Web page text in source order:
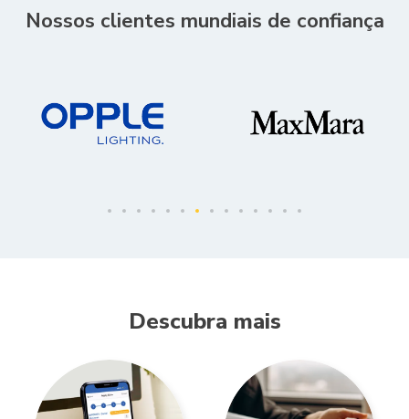
Nossos clientes mundiais de confiança
Descubra mais